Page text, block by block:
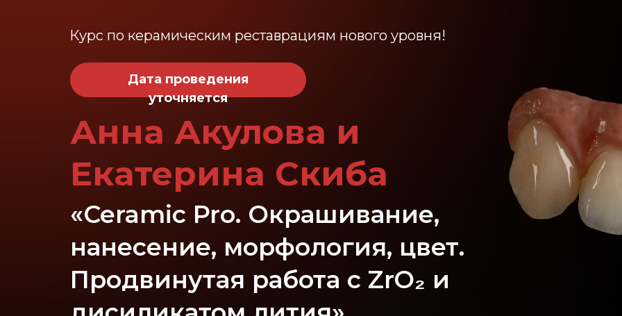
«Ceramiс Pro. Окрашивание,
нанесение, морфология, цвет.
Продвинутая работа с ZrO₂ и
Анна Акулова и
Екатерина Скиба
Дата проведения
уточняется
Курс по керамическим реставрациям нового уровня!